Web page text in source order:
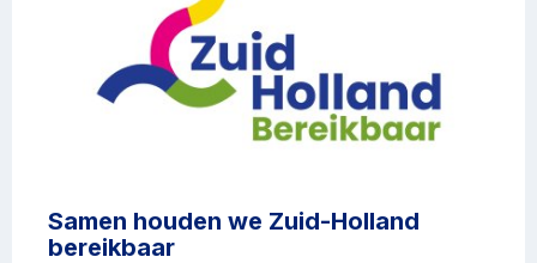
Samen houden we Zuid-Holland
bereikbaar